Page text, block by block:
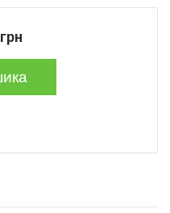
грн